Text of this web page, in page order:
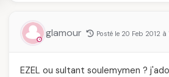
glamour Posté le 20 Feb 2012 à
EZEL ou sultant soulemymen ?